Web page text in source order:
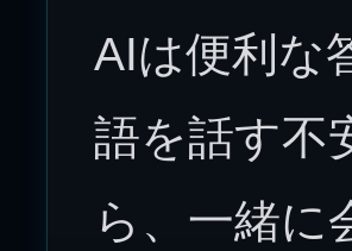
AIは便利な
語を話す不
ら、一緒に